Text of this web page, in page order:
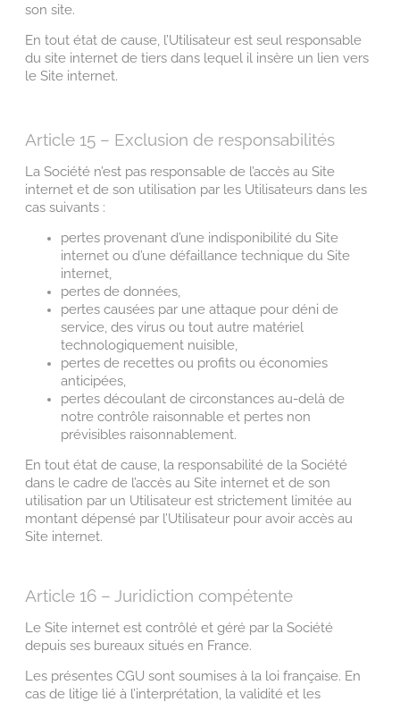
son site.
En tout état de cause, l’Utilisateur est seul responsable
du site internet de tiers dans lequel il insère un lien vers
le Site internet.
Article 15 – Exclusion de responsabilités
La Société n’est pas responsable de l’accès au Site
internet et de son utilisation par les Utilisateurs dans les
cas suivants :
pertes provenant d’une indisponibilité du Site
internet ou d’une défaillance technique du Site
internet,
pertes de données,
pertes causées par une attaque pour déni de
service, des virus ou tout autre matériel
technologiquement nuisible,
pertes de recettes ou profits ou économies
anticipées,
pertes découlant de circonstances au-delà de
notre contrôle raisonnable et pertes non
prévisibles raisonnablement.
En tout état de cause, la responsabilité de la Société
dans le cadre de l’accès au Site internet et de son
utilisation par un Utilisateur est strictement limitée au
montant dépensé par l’Utilisateur pour avoir accès au
Site internet.
Article 16 – Juridiction compétente
Le Site internet est contrôlé et géré par la Société
depuis ses bureaux situés en France.
Les présentes CGU sont soumises à la loi française. En
cas de litige lié à l’interprétation, la validité et les